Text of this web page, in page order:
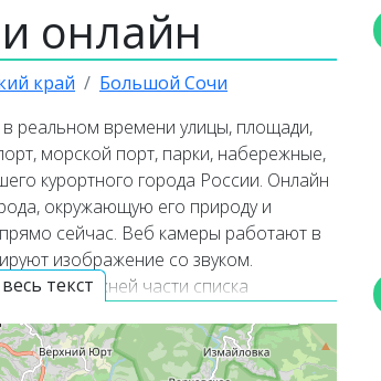
онлайн
край Большой Сочи
текст
реальном времени улицы, площади,
морской порт, парки, набережные,
курортного города России. Онлайн
окружающую его природу и
сейчас. Веб камеры работают в
изображение со звуком.
в верхней части списка